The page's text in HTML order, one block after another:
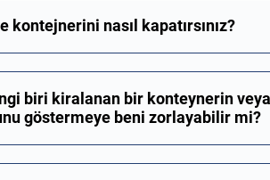
kontejnerini nasıl kapatırsınız?
biri kiralanan bir konteynerin
göstermeye beni zorlayabilir mi?